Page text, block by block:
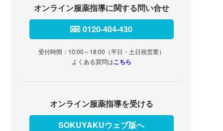
オンライン服薬指導に関する問い合せ
0120-404-430
受付時間：10:00～18:00（平日・土日祝営業）
よくある質問はこちら
オンライン服薬指導を受ける
SOKUYAKUウェブ版へ